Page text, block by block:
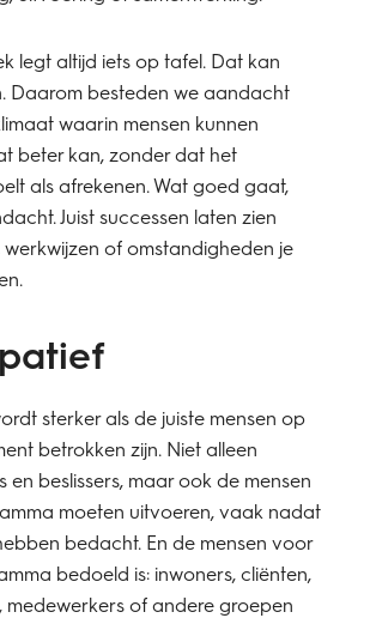
legt altijd iets op tafel. Dat kan
Daarom besteden we aandacht
waarin mensen kunnen
beter kan, zonder dat het
als afrekenen. Wat goed gaat,
Juist successen laten zien
werkwijzen of omstandigheden je
sterker als de juiste mensen op
betrokken zijn. Niet alleen
en beslissers, maar ook de mensen
moeten uitvoeren, vaak nadat
bedacht. En de mensen voor
bedoeld is: inwoners, cliënten,
medewerkers of andere groepen